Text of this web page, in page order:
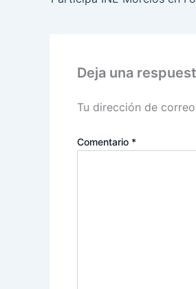
Deja una
Tu dirección de
Comentario *